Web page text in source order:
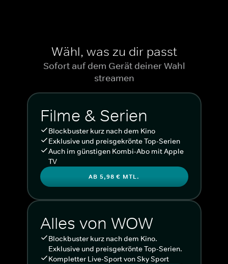
Wähl, was zu dir passt
Sofort auf dem Gerät deiner Wahl
streamen
Filme & Serien
Blockbuster kurz nach dem Kino
Exklusive und preisgekrönte Top-Serien
Auch im günstigen Kombi-Abo mit Apple
TV
AB 5,98 € MTL.
Alles von WOW
Blockbuster kurz nach dem Kino.
Exklusive und preisgekrönte Top-Serien.
Kompletter Live-Sport von Sky Sport